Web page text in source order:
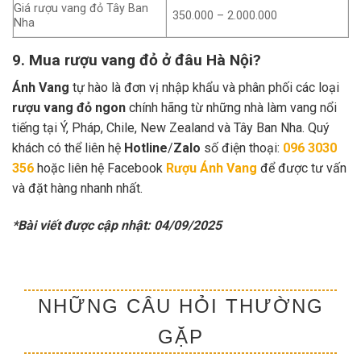
Giá rượu vang đỏ Tây Ban
Nha
350.000 – 2.000.000
9. Mua rượu vang đỏ ở đâu Hà Nội?
Ánh Vang tự hào là đơn vị nhập khẩu và phân phối các loại
rượu vang đỏ ngon chính hãng từ những nhà làm vang nổi
tiếng tại Ý, Pháp, Chile, New Zealand và Tây Ban Nha. Quý
khách có thể liên hệ Hotline/Zalo số điện thoại: 096 3030
356 hoặc liên hệ Facebook Rượu Ánh Vang để được tư vấn
và đặt hàng nhanh nhất.
*Bài viết được cập nhật: 04/09/2025
NHỮNG CÂU HỎI THƯỜNG
GẶP